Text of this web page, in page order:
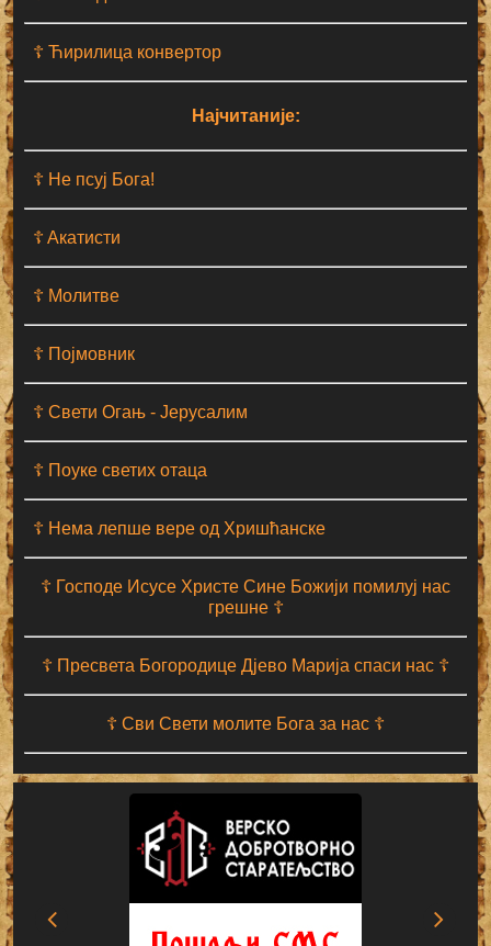
☦ Ћирилица конвертор
Најчитаније:
☦ Не псуј Бога!
☦ Aкатисти
☦ Молитве
☦ Појмовник
☦ Свети Огањ - Јерусалим
☦ Поуке светих отаца
☦ Нема лепше вере од Хришћанске
☦ Господе Исусе Христе Сине Божији помилуј нас
грешне ☦
☦ Пресвета Богородице Дјево Марија спаси нас ☦
☦ Сви Свети молите Бога за нас ☦